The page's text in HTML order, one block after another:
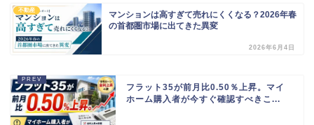
不動産
マンションは高すぎて売れにくくなる？2026年春
の首都圏市場に出てきた異変
2026年6月4日
フラット35が前月比0.50％上昇。マイ
ホーム購入者が今すぐ確認すべきこ...